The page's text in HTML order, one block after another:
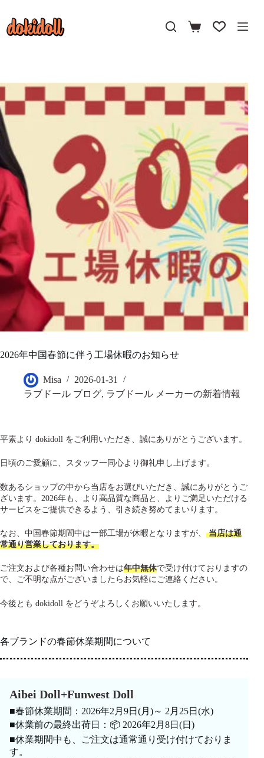
テ
ッ
プ
2026年中国春節に伴う工場休暇のお知らせ
Misa
2026-01-31
ラブドール ブログ, ラブドール メーカーの新着情報
平素より dokidoll をご利用いただき、誠にありがとうございます。
日頃のご愛顧に、スタッフ一同心より御礼申し上げます。
数あるショップの中から当店をお選びいただき、誠にありがとうご
ざいます。2026年も、より高品質な商品と、よりご満足いただける
サービスをご提供できるよう、引き続き努めてまいります。
なお、中国春節期間中は一部工場が休暇となりますが、 当店は通
常通り営業しております。
ご注文および各種お問い合わせは年中無休で受け付けておりますの
で、ご不明な点がございましたらお気軽にご連絡ください。
今後とも dokidoll をどうぞよろしくお願いいたします。
各ブランドの春節休業期間について
Aibei Doll+Funwest Doll
■春節休業期間：2026年2月9日(月)～ 2月25日(水)
■休業前の最終出荷日：📦 2026年2月8日(日)
■休業期間中も、ご注文は通常通り受け付けておりま
す。